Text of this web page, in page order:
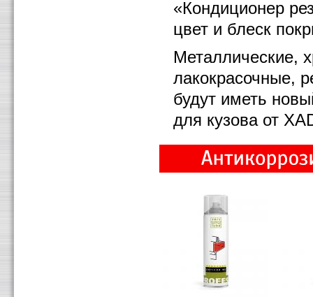
«Кондиционер
цвет и блеск
Металлические,
лакокрасочные,
будут иметь
для кузова от